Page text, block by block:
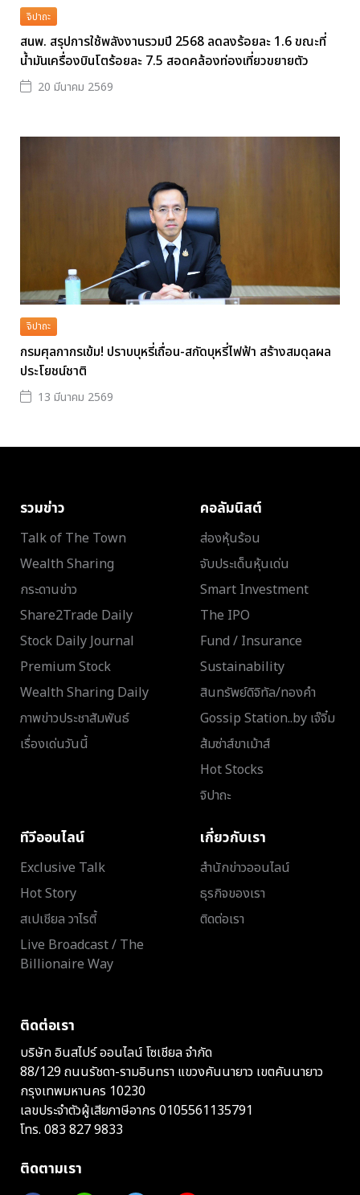
จิปาถะ
สนพ. สรุปการใช้พลังงานรวมปี 2568 ลดลงร้อยละ 1.6 ขณะที่
น้ำมันเครื่องบินโตร้อยละ 7.5 สอดคล้องท่องเที่ยวขยายตัว
20 มีนาคม 2569
จิปาถะ
กรมศุลกากรเข้ม! ปราบบุหรี่เถื่อน-สกัดบุหรี่ไฟฟ้า สร้างสมดุลผล
ประโยชน์ชาติ
13 มีนาคม 2569
รวมข่าว
Talk of The Town
Wealth Sharing
กระดานข่าว
Share2Trade Daily
Stock Daily Journal
Premium Stock
Wealth Sharing Daily
ภาพข่าวประชาสัมพันธ์
เรื่องเด่นวันนี้
คอลัมนิสต์
ส่องหุ้นร้อน
จับประเด็นหุ้นเด่น
Smart Investment
The IPO
Fund / Insurance
Sustainability
สินทรัพย์ดิจิทัล/ทองคำ
Gossip Station..by เจ๊จิ๋ม
ส้มซ่าส์ขาเม้าส์
Hot Stocks
จิปาถะ
ทีวีออนไลน์
Exclusive Talk
Hot Story
สเปเชียล วาไรตี้
Live Broadcast / The
Billionaire Way
เกี่ยวกับเรา
สำนักข่าวออนไลน์
ธุรกิจของเรา
ติดต่อเรา
ติดต่อเรา
บริษัท อินสไปร์ ออนไลน์ โซเชียล จำกัด
88/129 ถนนรัชดา-รามอินทรา แขวงคันนายาว เขตคันนายาว
กรุงเทพมหานคร 10230
เลขประจำตัวผู้เสียภาษีอากร 0105561135791
โทร. 083 827 9833
ติดตามเรา